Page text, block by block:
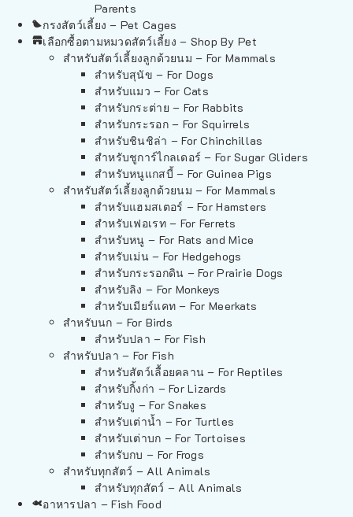
Parents
กรงสัตว์เลี้ยง – Pet Cages
เลือกซื้อตามหมวดสัตว์เลี้ยง – Shop By Pet
สำหรับสัตว์เลี้ยงลูกด้วยนม – For Mammals
สำหรับสุนัข – For Dogs
สำหรับแมว – For Cats
สำหรับกระต่าย – For Rabbits
สำหรับกระรอก – For Squirrels
สำหรับชินชิล่า – For Chinchillas
สำหรับชูการ์ไกลเดอร์ – For Sugar Gliders
สำหรับหนูแกสบี้ – For Guinea Pigs
สำหรับสัตว์เลี้ยงลูกด้วยนม – For Mammals
สำหรับแฮมสเตอร์ – For Hamsters
สำหรับเฟอเรท – For Ferrets
สำหรับหนู – For Rats and Mice
สำหรับเม่น – For Hedgehogs
สำหรับกระรอกดิน – For Prairie Dogs
สำหรับลิง – For Monkeys
สำหรับเมียร์แคท – For Meerkats
สำหรับนก – For Birds
สำหรับปลา – For Fish
สำหรับปลา – For Fish
สำหรับสัตว์เลื้อยคลาน – For Reptiles
สำหรับกิ้งก่า – For Lizards
สำหรับงู – For Snakes
สำหรับเต่าน้ำ – For Turtles
สำหรับเต่าบก – For Tortoises
สำหรับกบ – For Frogs
สำหรับทุกสัตว์ – All Animals
สำหรับทุกสัตว์ – All Animals
อาหารปลา – Fish Food